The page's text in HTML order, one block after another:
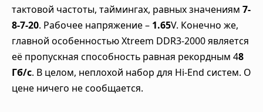
тактовой частоты, таймингах, равных значениям 7-
8-7-20. Рабочее напряжение – 1.65V. Конечно же,
главной особенностью Xtreem DDR3-2000 является
её пропускная способность равная рекордным 48
Гб/c. В целом, неплохой набор для Hi-End систем. О
цене ничего не сообщается.